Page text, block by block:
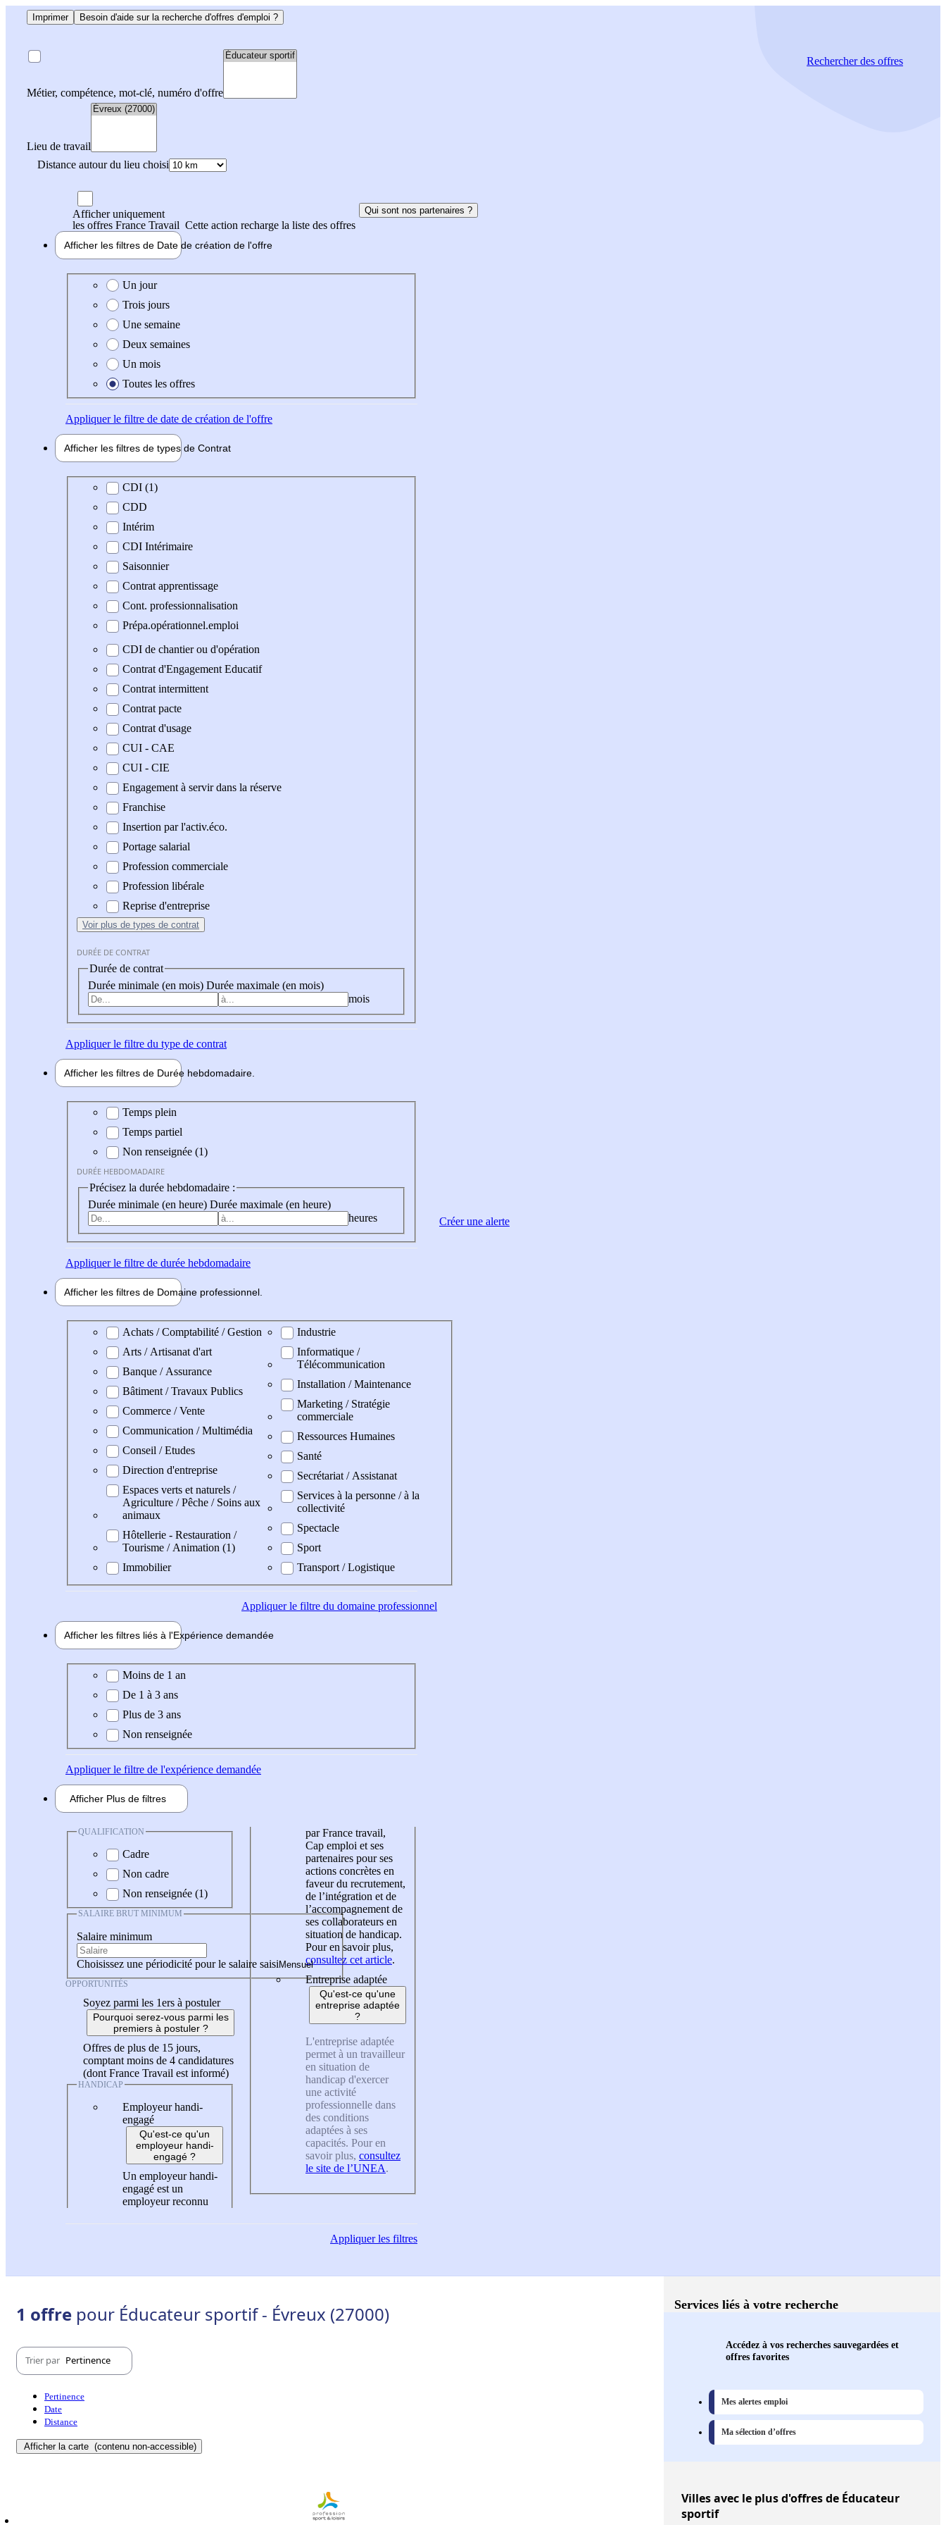
Imprimer Besoin d'aide sur la recherche d'offres d'emploi ?
Métier, compétence, mot-clé, numéro d'offre
Lieu de travail
Distance autour du lieu choisi
Rechercherdes offres
Afficher uniquement
les offres France Travail Cette action recharge la liste des offres
Qui sont nos partenaires ?
Afficher les filtres de Date de création de l'offre
Date de création de l'offre
Un jour
Trois jours
Une semaine
Deux semaines
Un mois
Toutes les offres
Appliquerle filtre de date de création de l'offre
Afficher les filtres de types de Contrat
Type de contrat
CDI (1)
CDD
Intérim
CDI Intérimaire
Saisonnier
Contrat apprentissage
Cont. professionnalisation
Prépa.opérationnel.emploi
CDI de chantier ou d'opération
Contrat d'Engagement Educatif
Contrat intermittent
Contrat pacte
Contrat d'usage
CUI - CAE
CUI - CIE
Engagement à servir dans la réserve
Franchise
Insertion par l'activ.éco.
Portage salarial
Profession commerciale
Profession libérale
Reprise d'entreprise
Voir plus de types de contrat
DURÉE DE CONTRAT
Durée de contrat
Durée minimale (en mois) Durée maximale (en mois)
mois
Appliquerle filtre du type de contrat
Afficher les filtres de Durée hebdomadaire
Durée hebdomadaire
Temps plein
Temps partiel
Non renseignée (1)
DURÉE HEBDOMADAIRE
Précisez la durée hebdomadaire :
Durée minimale (en heure) Durée maximale (en heure)
heures
Appliquerle filtre de durée hebdomadaire
Afficher les filtres de Domaine professionnel
Domaine professionel
Achats / Comptabilité / Gestion
Arts / Artisanat d'art
Banque / Assurance
Bâtiment / Travaux Publics
Commerce / Vente
Communication / Multimédia
Conseil / Etudes
Direction d'entreprise
Espaces verts et naturels /
Agriculture / Pêche / Soins aux
animaux
Hôtellerie - Restauration /
Tourisme / Animation (1)
Immobilier
Industrie
Informatique /
Télécommunication
Installation / Maintenance
Marketing / Stratégie
commerciale
Ressources Humaines
Santé
Secrétariat / Assistanat
Services à la personne / à la
collectivité
Spectacle
Sport
Transport / Logistique
Appliquerle filtre du domaine professionnel
Afficher les filtres liés à l'Expérience demandée
Expérience demandée
Moins de 1 an
De 1 à 3 ans
Plus de 3 ans
Non renseignée
Appliquerle filtre de l'expérience demandée
Afficher Plus de filtres
QUALIFICATION
Cadre
Non cadre
Non renseignée (1)
SALAIRE BRUT MINIMUM
Salaire minimum
Choisissez une périodicité pour le salaire saisi
OPPORTUNITÉS
Soyez parmi les 1ers à postuler
Pourquoi serez-vous parmi les
premiers à postuler ?
Offres de plus de 15 jours,
comptant moins de 4 candidatures
(dont France Travail est informé)
HANDICAP
Employeur handi-
engagé
Qu'est-ce qu'un
employeur handi-
engagé ?
Un employeur handi-
engagé est un
employeur reconnu
par France travail,
Cap emploi et ses
partenaires pour ses
actions concrètes en
faveur du recrutement,
de l’intégration et de
l’accompagnement de
ses collaborateurs en
situation de handicap.
Pour en savoir plus,
consultez cet article.
Entreprise adaptée
Qu'est-ce qu'une
entreprise adaptée
?
L'entreprise adaptée
permet à un travailleur
en situation de
handicap d'exercer
une activité
professionnelle dans
des conditions
adaptées à ses
capacités. Pour en
savoir plus, consultez
le site de l’UNEA.
Appliquerles filtres
Créer une alerte
1 offre pour Éducateur sportif - Évreux (27000)
Trier par Pertinence
Pertinence
Date
Distance
Afficher la carte (contenu non-accessible)
Services liés à votre recherche
Accédez à vos recherches sauvegardées et
offres favorites
Mes alertes emploi
Ma sélection d’offres
Villesavec le plus d'offres de Éducateur
sportif